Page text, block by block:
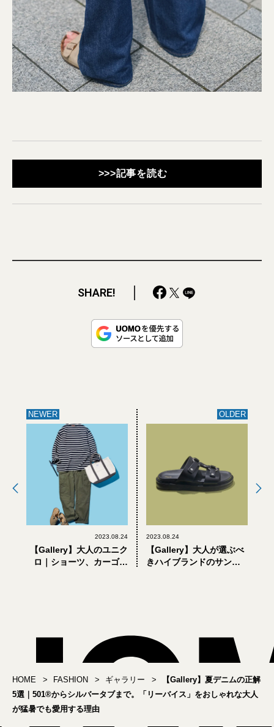
>>>記事を読む
SHARE!
NEWER
2023.08.24
【Gallery】大人のユニク
ロ｜ショーツ、カーゴパ
OLDER
2023.08.24
【Gallery】大人が選ぶべ
きハイブランドのサンダ
HOME FASHION ギャラリー
【Gallery】夏デニムの正解
5選｜501®︎からシルバータブまで。「リーバイス」をおしゃれな大人
が猛暑でも愛用する理由